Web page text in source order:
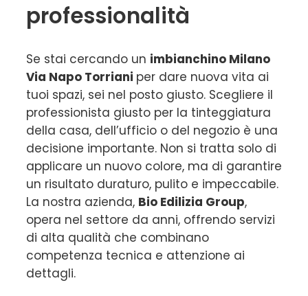
professionalità
Se stai cercando un imbianchino Milano
Via Napo Torriani per dare nuova vita ai
tuoi spazi, sei nel posto giusto. Scegliere il
professionista giusto per la tinteggiatura
della casa, dell’ufficio o del negozio è una
decisione importante. Non si tratta solo di
applicare un nuovo colore, ma di garantire
un risultato duraturo, pulito e impeccabile.
La nostra azienda, Bio Edilizia Group,
opera nel settore da anni, offrendo servizi
di alta qualità che combinano
competenza tecnica e attenzione ai
dettagli.